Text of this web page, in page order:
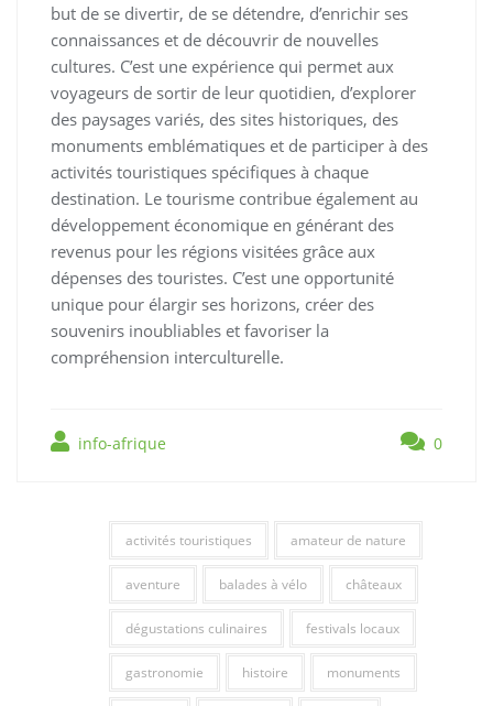
but de se divertir, de se détendre, d’enrichir ses
connaissances et de découvrir de nouvelles
cultures. C’est une expérience qui permet aux
voyageurs de sortir de leur quotidien, d’explorer
des paysages variés, des sites historiques, des
monuments emblématiques et de participer à des
activités touristiques spécifiques à chaque
destination. Le tourisme contribue également au
développement économique en générant des
revenus pour les régions visitées grâce aux
dépenses des touristes. C’est une opportunité
unique pour élargir ses horizons, créer des
souvenirs inoubliables et favoriser la
compréhension interculturelle.
info-afrique 0
activités touristiques amateur de nature
aventure balades à vélo châteaux
dégustations culinaires festivals locaux
gastronomie histoire monuments